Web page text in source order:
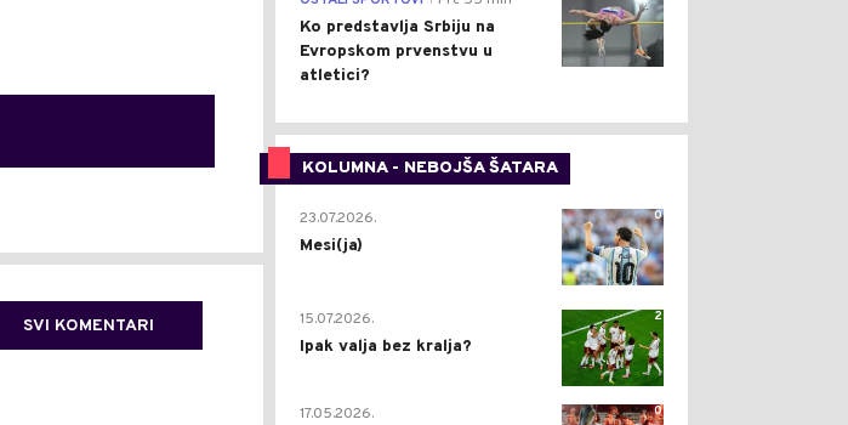
SVI KOMENTARI
Ko predstavlja Srbiju na
Evropskom prvenstvu u
atletici?
KOLUMNA - NEBOJŠA ŠATARA
0
23.07.2026.
Mesi(ja)
2
15.07.2026.
Ipak valja bez kralja?
0
17.05.2026.